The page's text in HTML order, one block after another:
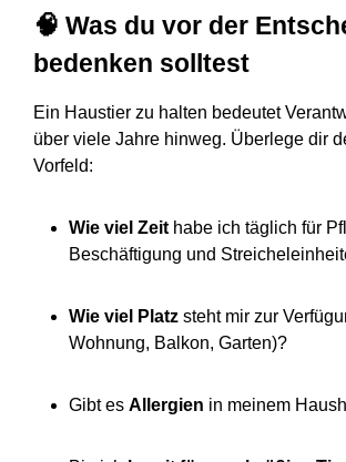
🧠 Was du vor der
bedenken solltest
Ein Haustier zu halten bedeutet
über viele Jahre hinweg. Überlege dir
Vorfeld:
Wie viel Zeit habe ich täglich für
Beschäftigung und
Wie viel Platz steht mir zur
Wohnung, Balkon, Garten)?
Gibt es Allergien in meinem